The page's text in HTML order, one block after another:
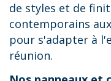
de styles et de
contemporains
pour s'adapter à
réunion.